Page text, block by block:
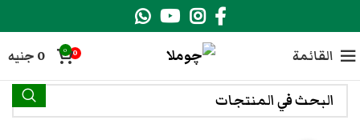
القائمة 0
0
0 جنيه